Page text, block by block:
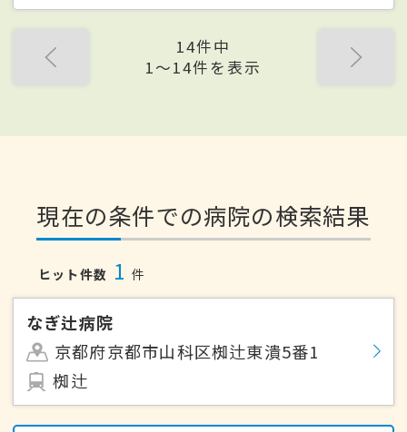
14件中
1〜14件を表示
現在の条件での病院の検索結果
ヒット件数 1 件
なぎ辻病院
京都府京都市山科区椥辻東潰5番1
椥辻